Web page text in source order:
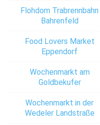
Flohdom Trabrennbahn
Bahrenfeld
Food Lovers Market
Eppendorf
Wochenmarkt am
Goldbekufer
Wochenmarkt in der
Wedeler Landstraße